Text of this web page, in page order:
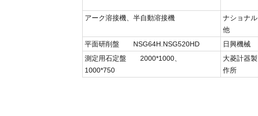
アーク溶接機、半自動溶接機
ナショナル
他
平面研削盤 NSG64H.NSG520HD
日興機械
測定用石定盤 2000*1000、
1000*750
大菱計器製
作所